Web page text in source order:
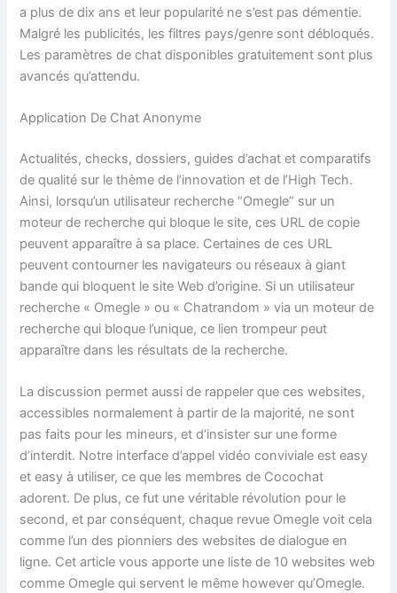
a plus de dix ans et leur popularité ne s’est pas démentie.
Malgré les publicités, les filtres pays/genre sont débloqués.
Les paramètres de chat disponibles gratuitement sont plus
avancés qu’attendu.
Application De Chat Anonyme
Actualités, checks, dossiers, guides d’achat et comparatifs
de qualité sur le thème de l’innovation et de l’High Tech.
Ainsi, lorsqu’un utilisateur recherche “Omegle” sur un
moteur de recherche qui bloque le site, ces URL de copie
peuvent apparaître à sa place. Certaines de ces URL
peuvent contourner les navigateurs ou réseaux à giant
bande qui bloquent le site Web d’origine. Si un utilisateur
recherche « Omegle » ou « Chatrandom » via un moteur de
recherche qui bloque l’unique, ce lien trompeur peut
apparaître dans les résultats de la recherche.
La discussion permet aussi de rappeler que ces websites,
accessibles normalement à partir de la majorité, ne sont
pas faits pour les mineurs, et d’insister sur une forme
d’interdit. Notre interface d’appel vidéo conviviale est easy
et easy à utiliser, ce que les membres de Cocochat
adorent. De plus, ce fut une véritable révolution pour le
second, et par conséquent, chaque revue Omegle voit cela
comme l’un des pionniers des websites de dialogue en
ligne. Cet article vous apporte une liste de 10 websites web
comme Omegle qui servent le même however qu’Omegle.